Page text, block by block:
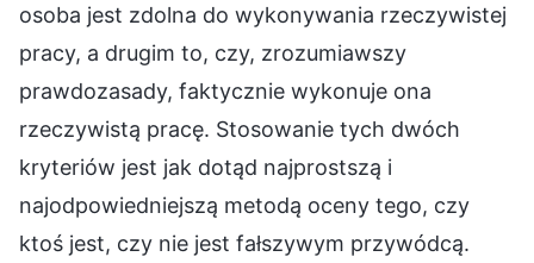
osoba jest zdolna do wykonywania rzeczywistej
pracy, a drugim to, czy, zrozumiawszy
prawdozasady, faktycznie wykonuje ona
rzeczywistą pracę. Stosowanie tych dwóch
kryteriów jest jak dotąd najprostszą i
najodpowiedniejszą metodą oceny tego, czy
ktoś jest, czy nie jest fałszywym przywódcą.